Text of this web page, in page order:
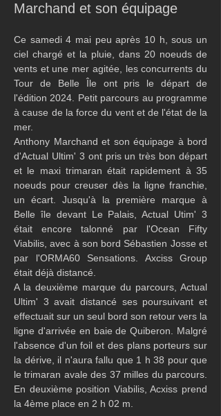
Marchand et son équipage
Ce samedi 4 mai peu après 10 h, sous un
ciel chargé et la pluie, dans 20 noeuds de
vents et une mer agitée, les concurrents du
Tour de Belle Île ont pris le départ de
l'édition 2024. Petit parcours au programme
à cause de la force du vent et de l'état de la
mer.
Anthony Marchand et son équipage à bord
d'Actual Ultim' 3 ont pris un très bon départ
et le maxi trimaran était rapidement à 35
noeuds pour creuser dès la ligne franchie,
un écart. Jusqu'à la première marque à
Belle île devant Le Palais, Actual Utim' 3
était encore talonné par l'Ocean Fifty
Viabilis, avec à son bord Sébastien Josse et
par l'ORMA60 Sensations. Axciss Group
était déjà distancé.
A la deuxième marque du parcours, Actual
Ultim' 3 avait distancé ses poursuivant et
effectuait sur un seul bord son retour vers la
ligne d'arrivée en baie de Quiberon. Malgré
l'absence d'un foil et des plans porteurs sur
la dérive, il n'aura fallu que 1 h 38 pour que
le trimaran avale des 37 milles du parcours.
En deuxième position Viabilis, Acxiss prend
la 4ème place en 2 h 02 m.